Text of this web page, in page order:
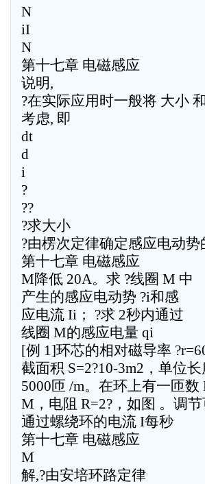
N
iI
N
第十七章 电磁感应
说明,
?在实际应用时一般将 大小
考虑, 即
dt
d
i
?
??
?求大小
?由楞次定律确定感应电动势
第十七章 电磁感应
M降低 20A。求 ?线圈 M 中
产生的感应电动势 ?i和感
应电流 Ii； ?求 2秒内通过
线圈 M的感应电量 qi
[例 1]环芯的相对磁导率
截面积 S=2?10-3m2，单位
5000匝 /m。在环上有一匝数
M，电阻 R=2?，如图 。调
通过螺绕环的电流 I每秒
第十七章 电磁感应
M
解,?由安培环路定律